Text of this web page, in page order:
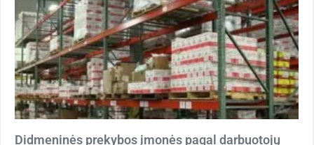
Didmeninės prekybos įmonės pagal darbuotojų